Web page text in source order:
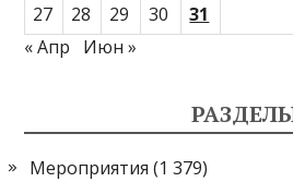
27
28 29 30
31
« Апр
Июн »
Мероприятия (1 379)